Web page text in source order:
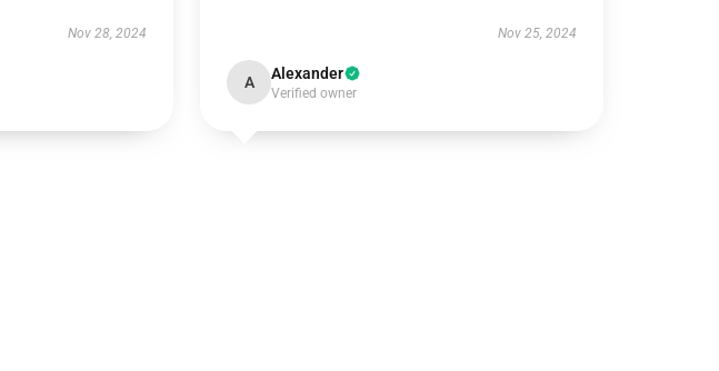
Nov 28, 2024 Nov 25, 2024
A Alexander
Verified owner